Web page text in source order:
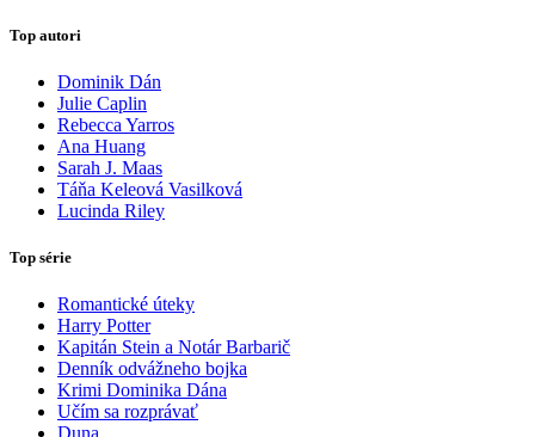
Top autori
Dominik Dán
Julie Caplin
Rebecca Yarros
Ana Huang
Sarah J. Maas
Táňa Keleová Vasilková
Lucinda Riley
Top série
Romantické úteky
Harry Potter
Kapitán Stein a Notár Barbarič
Denník odvážneho bojka
Krimi Dominika Dána
Učím sa rozprávať
Duna